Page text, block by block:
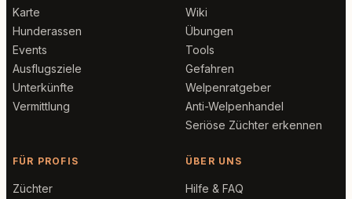
Karte
Hunderassen
Events
Ausflugsziele
Unterkünfte
Vermittlung
Wiki
Übungen
Tools
Gefahren
Welpenratgeber
Anti-Welpenhandel
Seriöse Züchter erkennen
FÜR PROFIS
Züchter
ÜBER UNS
Hilfe & FAQ